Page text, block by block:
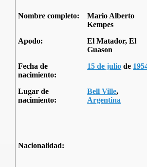
Nombre completo:
Mario Alberto
Kempes
Apodo:
El Matador, El
Guason
Fecha de
nacimiento:
15 de julio de
Lugar de
nacimiento:
Bell Ville,
Argentina
Nacionalidad: